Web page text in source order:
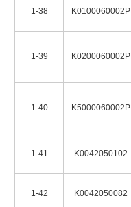
1-38 K0100060002P
1-39 K0200060002P
1-40 K5000060002P
1-41 K0042050102
1-42 K0042050082